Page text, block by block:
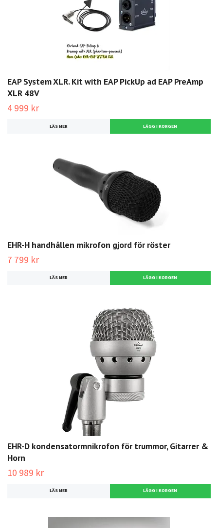
EAP System XLR. Kit with EAP PickUp ad EAP PreAmp
XLR 48V
4 999 kr
LÄS MER
EHR-H handhållen mikrofon gjord för röster
7 799 kr
LÄS MER
EHR-D kondensatormnikrofon för trummor, Gitarrer &
Horn
10 989 kr
LÄS MER